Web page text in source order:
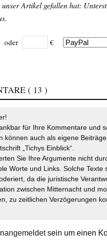
unser Artikel gefallen hat:
oder €
( 13 )
für Ihre Kommentare und
können auch als eigene
„Tichys Einblick“.
Sie Ihre Argumente nicht
Worte und Links. Solche
da die juristische
zwischen Mitternacht und
zu zeitlichen Verzögerungen
angemeldetsein um einen